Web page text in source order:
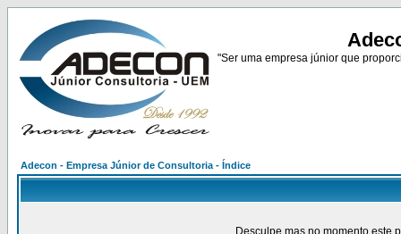
"Ser uma empresa júnior que
Adecon - Empresa Júnior de Consultoria - Índice
Desculpe mas no momento este